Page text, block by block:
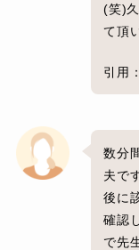
(笑)
て頂
引用：
数分
夫で
後に
確認
で先